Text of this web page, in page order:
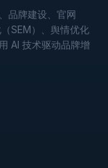
品牌建设、官网
SEM）、舆情优化
AI 技术驱动品牌增